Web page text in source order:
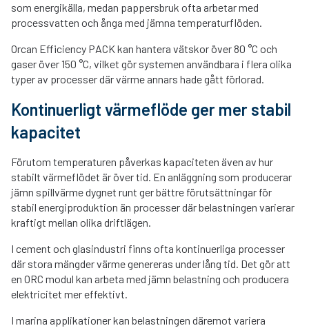
som energikälla, medan pappersbruk ofta arbetar med
processvatten och ånga med jämna temperaturflöden.
Orcan Efficiency PACK kan hantera vätskor över 80 °C och
gaser över 150 °C, vilket gör systemen användbara i flera olika
typer av processer där värme annars hade gått förlorad.
Kontinuerligt värmeflöde ger mer stabil
kapacitet
Förutom temperaturen påverkas kapaciteten även av hur
stabilt värmeflödet är över tid. En anläggning som producerar
jämn spillvärme dygnet runt ger bättre förutsättningar för
stabil energiproduktion än processer där belastningen varierar
kraftigt mellan olika driftlägen.
I cement och glasindustri finns ofta kontinuerliga processer
där stora mängder värme genereras under lång tid. Det gör att
en ORC modul kan arbeta med jämn belastning och producera
elektricitet mer effektivt.
I marina applikationer kan belastningen däremot variera